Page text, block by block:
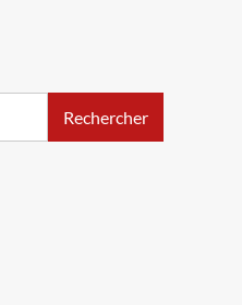
Rechercher